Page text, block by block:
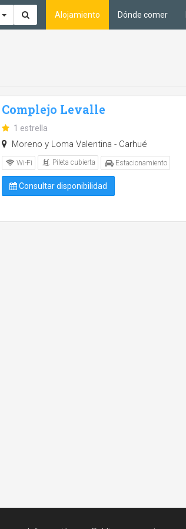
Alojamiento Dónde comer
Complejo Levalle
1 estrella
Moreno y Loma Valentina - Carhué
Wi-Fi Pileta cubierta Estacionamiento
Consultar disponibilidad